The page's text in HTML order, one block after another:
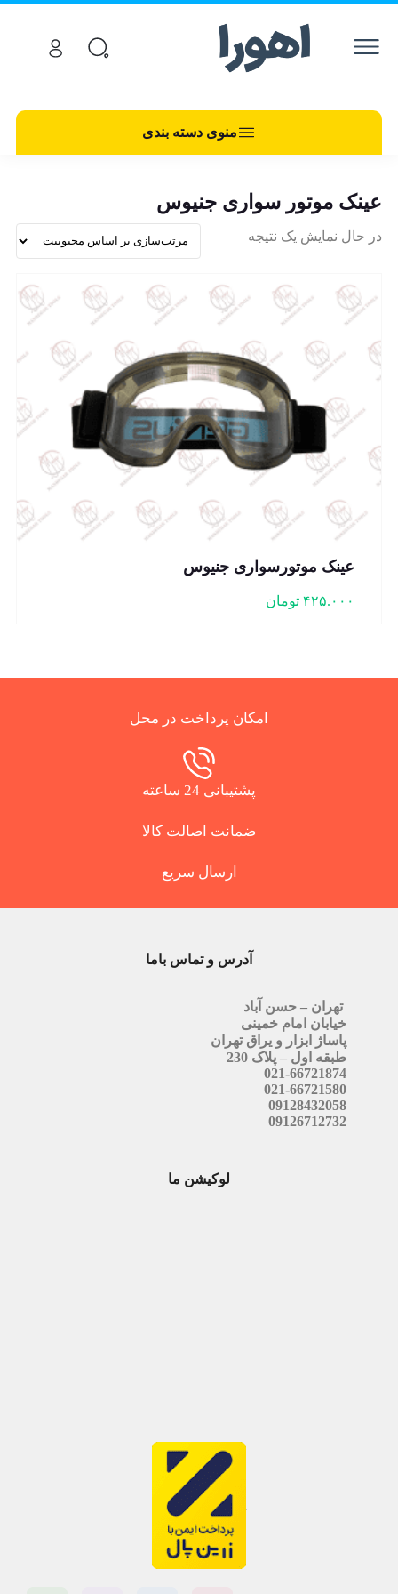
منوی دسته بندی
عینک موتور سواری جنیوس
در حال نمایش یک نتیجه
عینک موتورسواری جنیوس
۴۲۵.۰۰۰ تومان
امکان پرداخت در محل
پشتیبانی 24 ساعته
ضمانت اصالت کالا
ارسال سریع
آدرس و تماس باما
تهران – حسن آباد
خیابان امام خمینی
پاساژ ابزار و یراق تهران
طبقه اول – پلاک 230
021-66721874
021-66721580
09128432058
09126712732
لوکیشن ما